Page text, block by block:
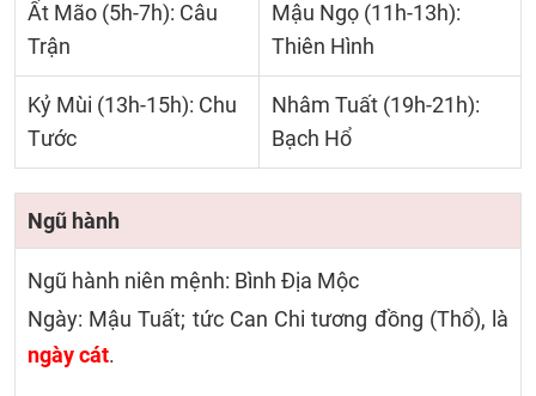
Ất Mão (5h-7h): Câu
Trận
Mậu Ngọ (11h-13h):
Thiên Hình
Kỷ Mùi (13h-15h): Chu
Tước
Nhâm Tuất (19h-21h):
Bạch Hổ
Ngũ hành
Ngũ hành niên mệnh: Bình Địa Mộc
Ngày: Mậu Tuất; tức Can Chi tương đồng (Thổ), là
ngày cát.